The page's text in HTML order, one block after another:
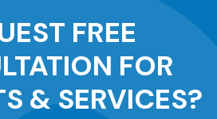
FREE
FOR
& SERVICES?